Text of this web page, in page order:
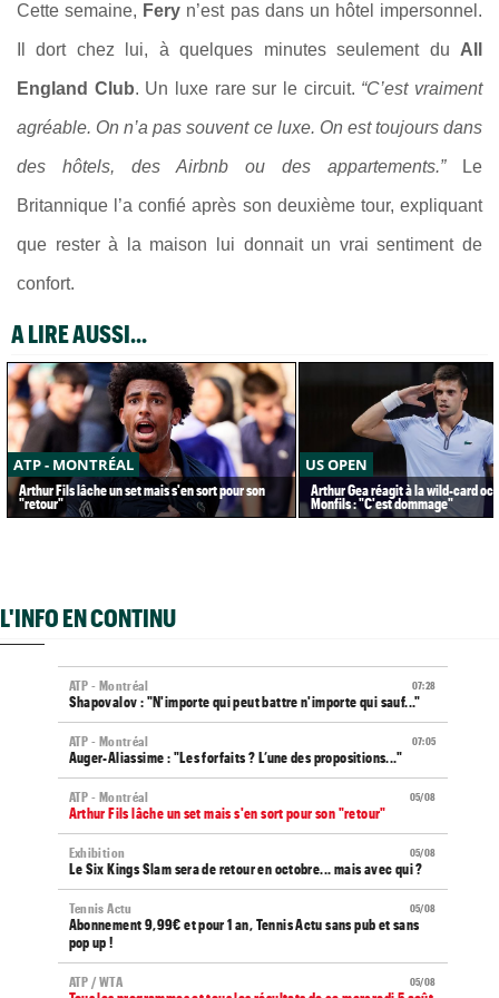
Cette semaine, Fery n’est pas dans un hôtel impersonnel.
Il dort chez lui, à quelques minutes seulement du All
England Club. Un luxe rare sur le circuit. “C’est vraiment
agréable. On n’a pas souvent ce luxe. On est toujours dans
des hôtels, des Airbnb ou des appartements.”Le
Britannique l’a confié après son deuxième tour, expliquant
que rester à la maison lui donnait un vrai sentiment de
confort.
A LIRE AUSSI...
ATP - MONTRÉAL
Arthur Fils lâche un set mais s'en sort pour son
"retour"
US OPEN
Arthur Gea réagit à la wild-card
Monfils : "C'est dommage"
L'INFO EN CONTINU
07:28
ATP - Montréal
Shapovalov : "N'importe qui peut battre n'importe qui sauf..."
07:05
ATP - Montréal
Auger-Aliassime : "Les forfaits ? L’une des propositions..."
05/08
ATP - Montréal
Arthur Fils lâche un set mais s'en sort pour son "retour"
05/08
Exhibition
Le Six Kings Slam sera de retour en octobre... mais avec qui ?
05/08
Tennis Actu
Abonnement 9,99€ et pour 1 an, Tennis Actu sans pub et sans
pop up !
05/08
ATP / WTA